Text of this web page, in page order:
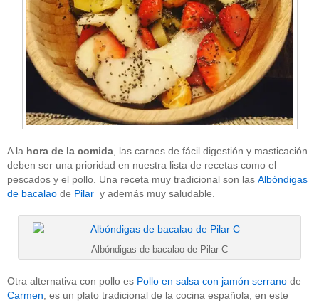
A la hora de la comida , las carnes de fácil digestión y masticación
deben ser una prioridad en nuestra lista de recetas como el
pescados y el pollo. Una receta muy tradicional son las Albóndigas
de bacalao de Pilar y además muy saludable.
Albóndigas de bacalao de Pilar C
Otra alternativa con pollo es Pollo en salsa con jamón serrano de
Carmen , es un plato tradicional de la cocina española, en este